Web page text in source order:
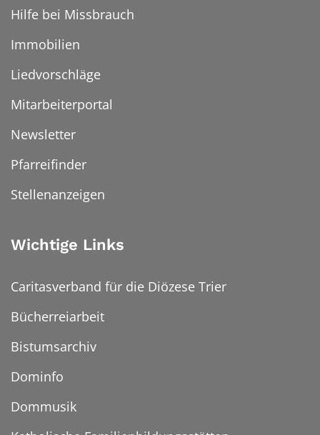
Hilfe bei Missbrauch
Immobilien
Liedvorschläge
Mitarbeiterportal
Newsletter
Pfarreifinder
Stellenanzeigen
Wichtige Links
Caritasverband für die Diözese Trier
Bücherreiarbeit
Bistumsarchiv
Dominfo
Dommusik